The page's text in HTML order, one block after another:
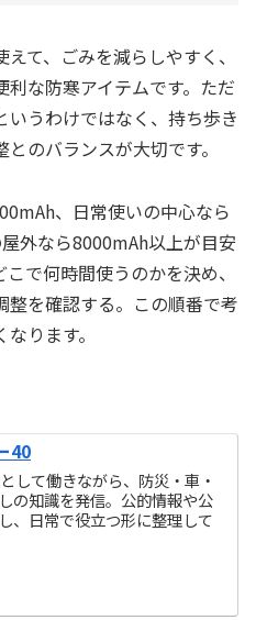
て、ごみを減らしやすく、
な防寒アイテムです。ただ
いうわけではなく、持ち歩き
のバランスが大切です。
、日常使いの中心なら
外なら8000mAh以上が目安
で何時間使うのかを決め、
整を確認する。この順番で考
ります。
40
して働きながら、防災・車・
の知識を発信。公的情報や公
、日常で役立つ形に整理して